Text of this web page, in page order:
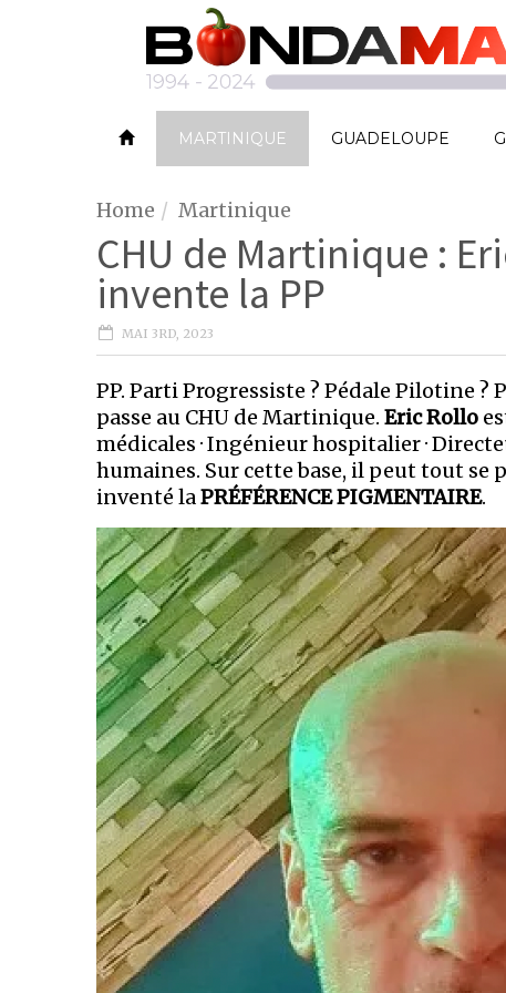
MARTINIQUE GUADELOUPE
Home Martinique
CHU de Martinique :
invente la PP
MAI 3RD, 2023
PP. Parti Progressiste ? Pédale Pilotine ?
passe au CHU de Martinique. Eric Rollo
médicales · Ingénieur hospitalier ·
humaines. Sur cette base, il peut tout
inventé laPRÉFÉRENCE PIGMENTAIRE.